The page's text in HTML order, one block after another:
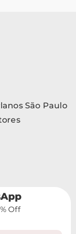
São Paulo
Off